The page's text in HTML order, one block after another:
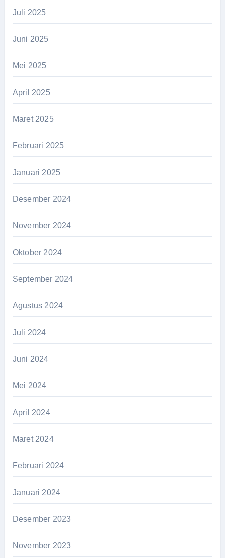
Juli 2025
Juni 2025
Mei 2025
April 2025
Maret 2025
Februari 2025
Januari 2025
Desember 2024
November 2024
Oktober 2024
September 2024
Agustus 2024
Juli 2024
Juni 2024
Mei 2024
April 2024
Maret 2024
Februari 2024
Januari 2024
Desember 2023
November 2023